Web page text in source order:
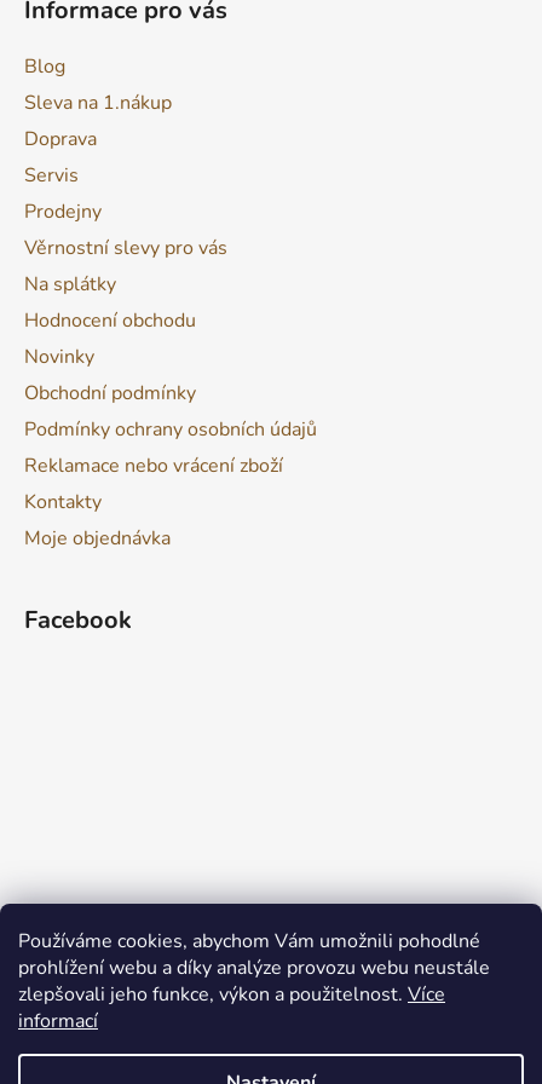
Používáme cookies, abychom Vám umožnili pohodlné
prohlížení webu a díky analýze provozu webu neustále
zlepšovali jeho funkce, výkon a použitelnost. Více
informací
Informace pro vás
Blog
Sleva na 1.nákup
Doprava
Servis
Prodejny
Věrnostní slevy pro vás
Na splátky
Hodnocení obchodu
Novinky
Obchodní podmínky
Podmínky ochrany osobních údajů
Reklamace nebo vrácení zboží
Kontakty
Moje objednávka
Facebook